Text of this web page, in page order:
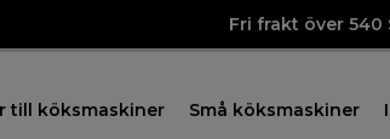
Fri frakt över 540
till köksmaskiner Små köksmaskiner